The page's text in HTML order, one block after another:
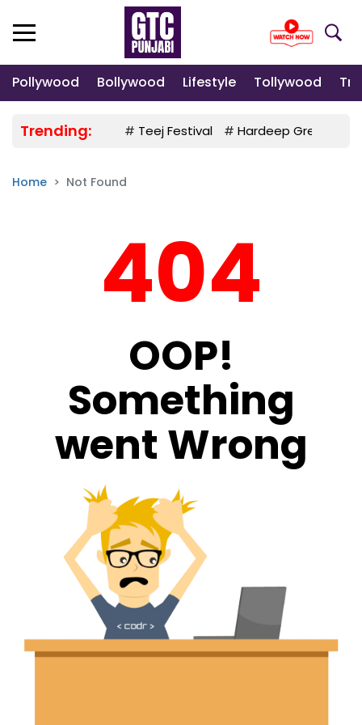
Pollywood Bollywood Lifestyle Tollywood
Trending: # Teej Festival # Hardeep Grewal
Home Not Found
404
OOP!
Something
went Wrong